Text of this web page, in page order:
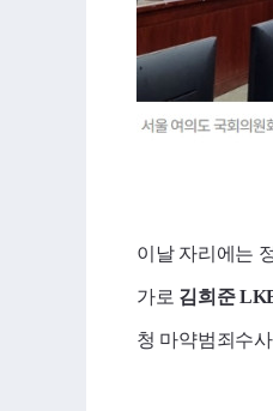
이날 자리에는
가로 김희준
청 마약범죄수